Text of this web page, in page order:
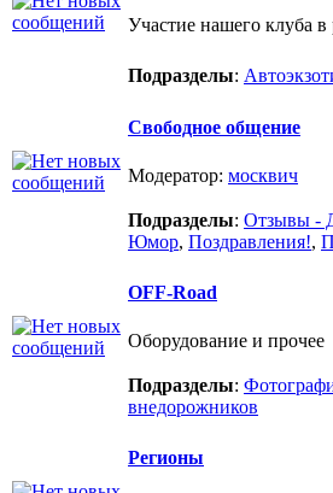
Участие нашего клуба
Подразделы:
Свободное общение
Модератор: москвич
Подразделы: Отзывы -
Юмор, Поздравления!,
OFF-Road
Оборудование и прочее
Подразделы:
внедорожников
Регионы